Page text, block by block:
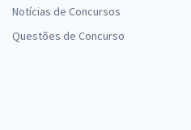
Notícias de Concursos
Questões de Concurso